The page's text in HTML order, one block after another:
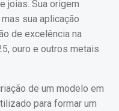
joias. Sua origem
sua aplicação
de excelência na
ouro e outros metais
de um modelo em
para formar um